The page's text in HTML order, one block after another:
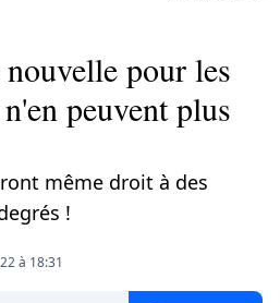
pour les
peuvent plus
même droit à des
!
à 18:31